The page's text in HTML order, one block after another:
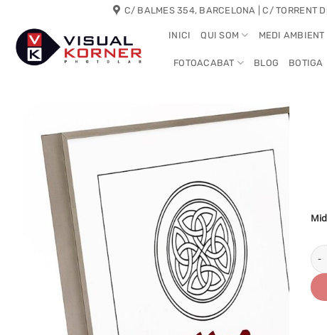
content
C/ BALMES 354, BARCELONA | C/ TORRENT
INICI QUI SOM MEDI AMBIENT
FOTOACABAT BLOG BOTIGA